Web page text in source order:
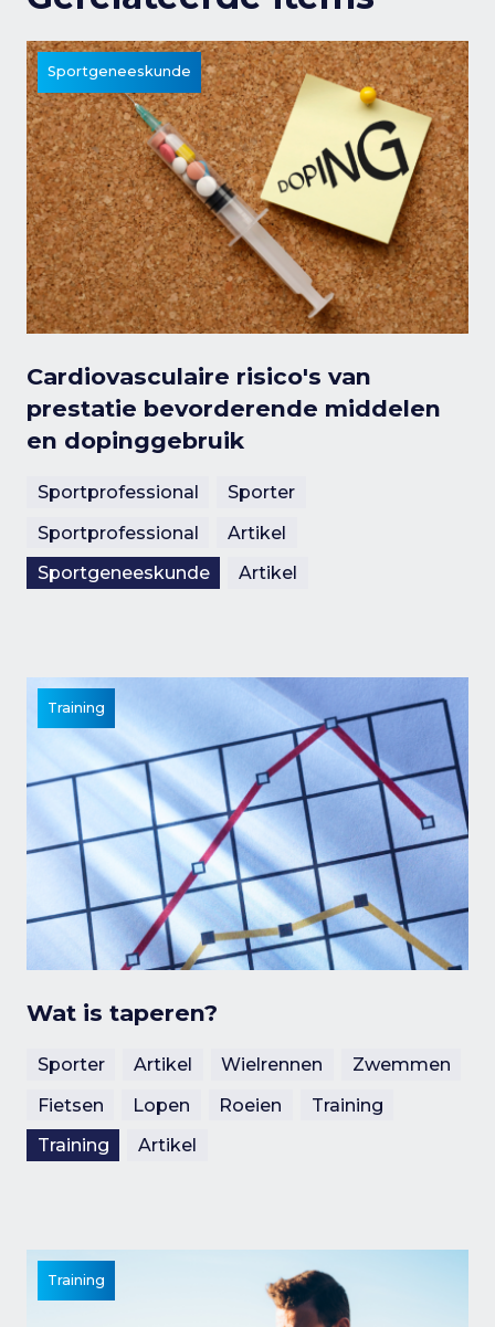
Sportgeneeskunde
Cardiovasculaire risico's van
prestatie bevorderende middelen
en dopinggebruik
Sportprofessional
Sporter
Sportprofessional
Artikel
Sportgeneeskunde
Artikel
Training
Wat is taperen?
Sporter Artikel Wielrennen
Zwemmen
Fietsen
Lopen Roeien
Training
Training
Artikel
Training